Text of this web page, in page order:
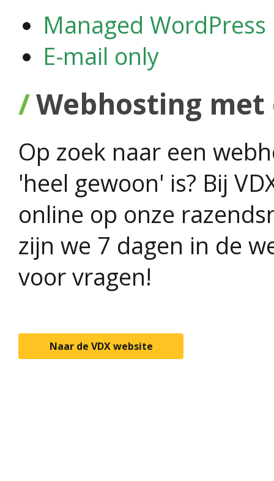
Managed WordPress
E-mail only
Webhosting
Op zoek naar een
'heel gewoon' is? Bij
online op onze
zijn we 7 dagen in de
voor vragen!
Naar de VDX website